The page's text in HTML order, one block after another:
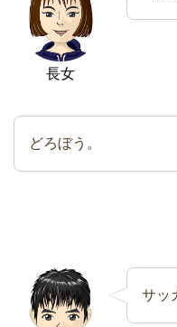
長女
どろぼう。
サッ